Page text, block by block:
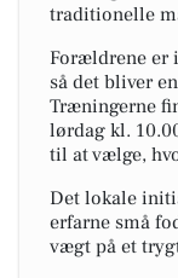
traditionelle
Forældrene er
så det bliver
Træningerne
lørdag kl.
til at vælge,
Det lokale
erfarne små
vægt på et